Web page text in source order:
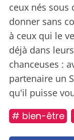
ceux nés sous
donner sans
à ceux qui le
déjà dans
chanceuses :
partenaire un
qu'il puisse
# bien-être